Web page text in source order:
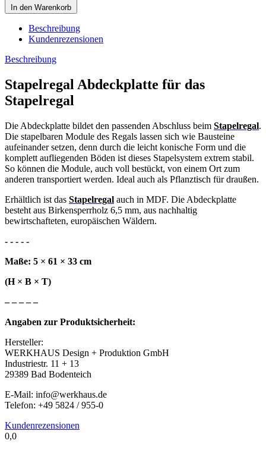
In den Warenkorb
Beschreibung
Kundenrezensionen
Beschreibung
Stapelregal Abdeckplatte für das
Stapelregal
Die Abdeckplatte bildet den passenden Abschluss beim Stapelregal.
Die stapelbaren Module des Regals lassen sich wie Bausteine
aufeinander setzen, denn durch die leicht konische Form und die
komplett aufliegenden Böden ist dieses Stapelsystem extrem stabil.
So können die Module, auch voll bestückt, von einem Ort zum
anderen transportiert werden. Ideal auch als Pflanztisch für draußen.
Erhältlich ist das Stapelregal auch in MDF. Die Abdeckplatte
besteht aus Birkensperrholz 6,5 mm, aus nachhaltig
bewirtschafteten, europäischen Wäldern.
- - - - -
Maße: 5 × 61 × 33 cm
(H × B × T)
– – – – –
Angaben zur Produktsicherheit:
Hersteller:
WERKHAUS Design + Produktion GmbH
Industriestr. 11 + 13
29389 Bad Bodenteich
E-Mail: info@werkhaus.de
Telefon: +49 5824 / 955-0
Kundenrezensionen
0,0